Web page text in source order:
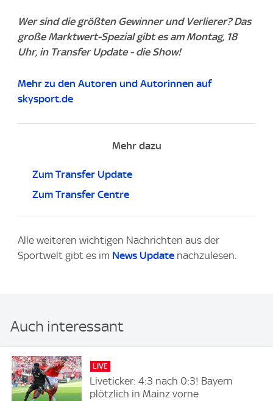
Wer sind die größten Gewinner und Verlierer? Das
große Marktwert-Spezial gibt es am Montag, 18
Uhr, in Transfer Update - die Show!
Mehr zu den Autoren und Autorinnen auf
skysport.de
Mehr dazu
Zum Transfer Update
Zum Transfer Centre
Alle weiteren wichtigen Nachrichten aus der
Sportwelt gibt es im News Update nachzulesen.
Auch interessant
LIVE
Liveticker: 4:3 nach 0:3! Bayern
plötzlich in Mainz vorne